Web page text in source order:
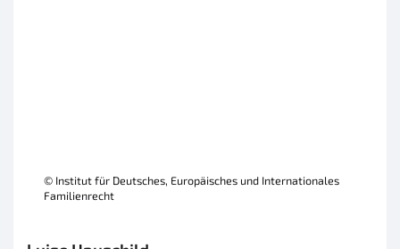
© Institut für Deutsches, Europäisches und Internationales
Familienrecht